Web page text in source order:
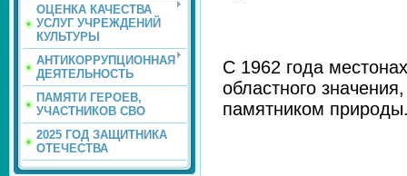
ОЦЕНКА КАЧЕСТВА
УСЛУГ УЧРЕЖДЕНИЙ
КУЛЬТУРЫ
АНТИКОРРУПЦИОННАЯ
ДЕЯТЕЛЬНОСТЬ
ПАМЯТИ ГЕРОЕВ,
УЧАСТНИКОВ СВО
2025 ГОД ЗАЩИТНИКА
ОТЕЧЕСТВА
С 1962 года
областного
памятником